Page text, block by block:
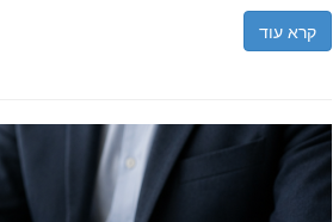
קרא עוד